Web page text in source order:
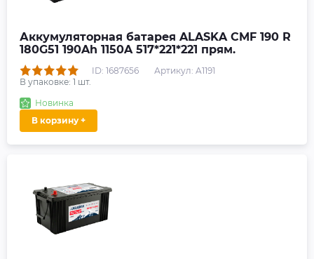
Аккумуляторная батарея ALASKA CMF 190 R
180G51 190Ah 1150A 517*221*221 прям.
ID: 1687656
Артикул: A1191
В упаковке: 1 шт.
Новинка
В корзину +